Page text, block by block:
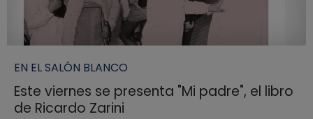
EN EL SALÓN BLANCO
Este viernes se presenta "Mi padre", el libro
de Ricardo Zarini